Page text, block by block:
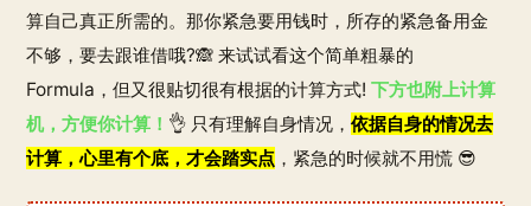
算自己真正所需的。那你紧急要用钱时，所存的紧急备用金
不够，要去跟谁借哦?🙈 来试试看这个简单粗暴的
Formula，但又很贴切很有根据的计算方式!下方也附上计算
机，方便你计算！ 👌 只有理解自身情况，依据自身的情况去
计算，心里有个底，才会踏实点 ，紧急的时候就不用慌 😎